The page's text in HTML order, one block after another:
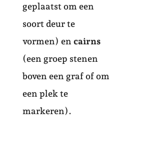
geplaatst om een
soort deur te
vormen) en cairns
(een groep stenen
boven een graf of om
een plek te
markeren).